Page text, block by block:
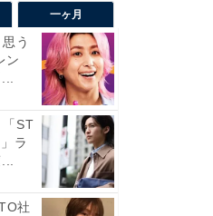
一ヶ月
う
ン
「ST
ラ
社